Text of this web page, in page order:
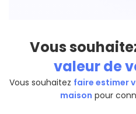
Vous
valeur de
Vous souhaitez faire estimer
maison pour